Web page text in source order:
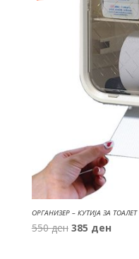
ОРГАНИЗЕР – КУТИЈА ЗА ТОАЛЕТ
550ден Original
385 денCurrent